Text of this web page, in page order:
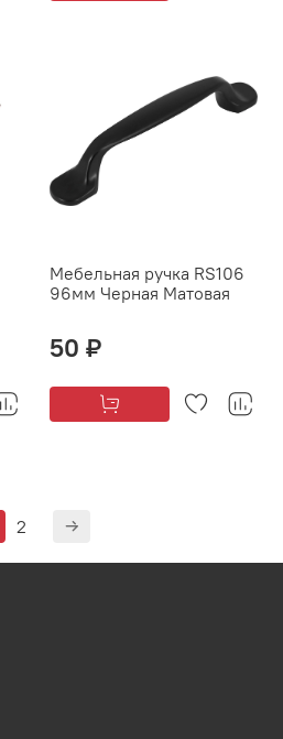
Мебельная ручка RS106
96мм Черная Матовая
50 ₽
2